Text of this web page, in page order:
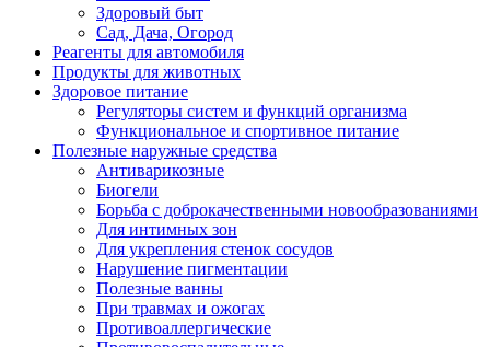
Здоровый быт
Сад, Дача, Огород
Реагенты для автомобиля
Продукты для животных
Здоровое питание
Регуляторы систем и функций организма
Функциональное и спортивное питание
Полезные наружные средства
Антиварикозные
Биогели
Борьба с доброкачественными новообразованиями
Для интимных зон
Для укрепления стенок сосудов
Нарушение пигментации
Полезные ванны
При травмах и ожогах
Противоаллергические